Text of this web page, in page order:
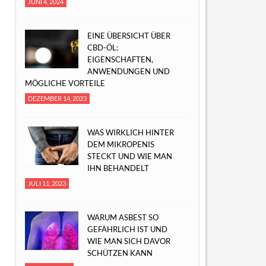
EINE ÜBERSICHT ÜBER
CBD-ÖL:
EIGENSCHAFTEN,
ANWENDUNGEN UND
MÖGLICHE VORTEILE
DEZEMBER 14, 2023
WAS WIRKLICH HINTER
DEM MIKROPENIS
STECKT UND WIE MAN
IHN BEHANDELT
JULI 11, 2023
WARUM ASBEST SO
GEFÄHRLICH IST UND
WIE MAN SICH DAVOR
SCHÜTZEN KANN